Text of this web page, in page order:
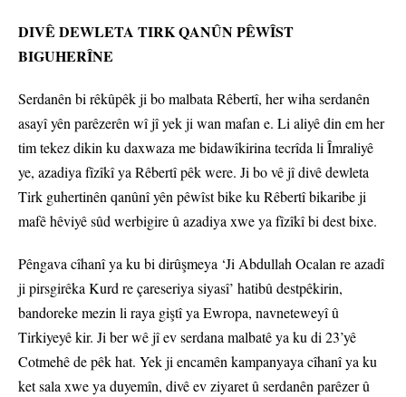
DIVÊ DEWLETA TIRK QANÛN PÊWÎST
BIGUHERÎNE
Serdanên bi rêkûpêk ji bo malbata Rêbertî, her wiha serdanên
asayî yên parêzerên wî jî yek ji wan mafan e. Li aliyê din em her
tim tekez dikin ku daxwaza me bidawîkirina tecrîda li Îmraliyê
ye, azadiya fîzîkî ya Rêbertî pêk were. Ji bo vê jî divê dewleta
Tirk guhertinên qanûnî yên pêwîst bike ku Rêbertî bikaribe ji
mafê hêviyê sûd werbigire û azadiya xwe ya fîzîkî bi dest bixe.
Pêngava cîhanî ya ku bi dirûşmeya ‘Ji Abdullah Ocalan re azadî
ji pirsgirêka Kurd re çareseriya siyasî’ hatibû destpêkirin,
bandoreke mezin li raya giştî ya Ewropa, navneteweyî û
Tirkiyeyê kir. Ji ber wê jî ev serdana malbatê ya ku di 23’yê
Cotmehê de pêk hat. Yek ji encamên kampanyaya cîhanî ya ku
ket sala xwe ya duyemîn, divê ev ziyaret û serdanên parêzer û